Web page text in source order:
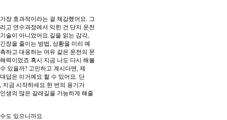
가장 효과적이라는 걸 체감했어요. 그
리고 연수과정에서 익힌 건 단지 운전
기술이 아니었어요.길을 읽는 감각,
긴장을 줄이는 방법, 상황을 미리 예
측하고 대응하는 여유 같은 운전의 문
해력이었죠.혹시 지금 나도 다시 해볼
수 있을까? 고민하고 계시다면, 제
대답은 이거예요.할 수 있어요. 단
, 지금 시작하세요.한 번의 용기가
인생의 많은 갈래길을 가능하게 해줄
수도 있으니까요.